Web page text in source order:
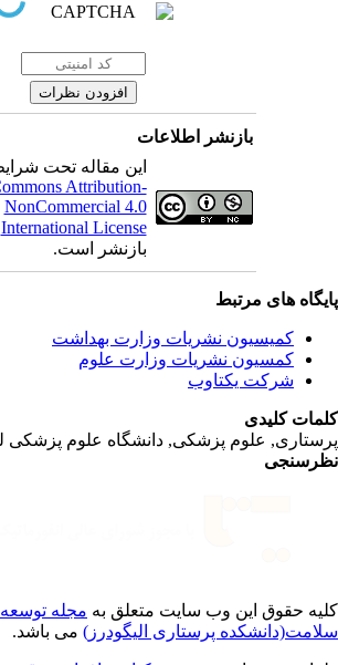
بازنشر اطلاعات
این مقاله تحت
Commons Attribution-
NonCommercial 4.0
International License
بازنشر است.
های مرتبط
کمیسیون نشریات وزارت بهداشت
کمسیون نشریات وزارت علوم
شرکت یکتاوب
کلیدی
علوم پزشکی, دانشگاه علوم پزشکی
حقوق این وب سایت متعلق بهمجله توسعه
پرستاری الیگودرز) می باشد.